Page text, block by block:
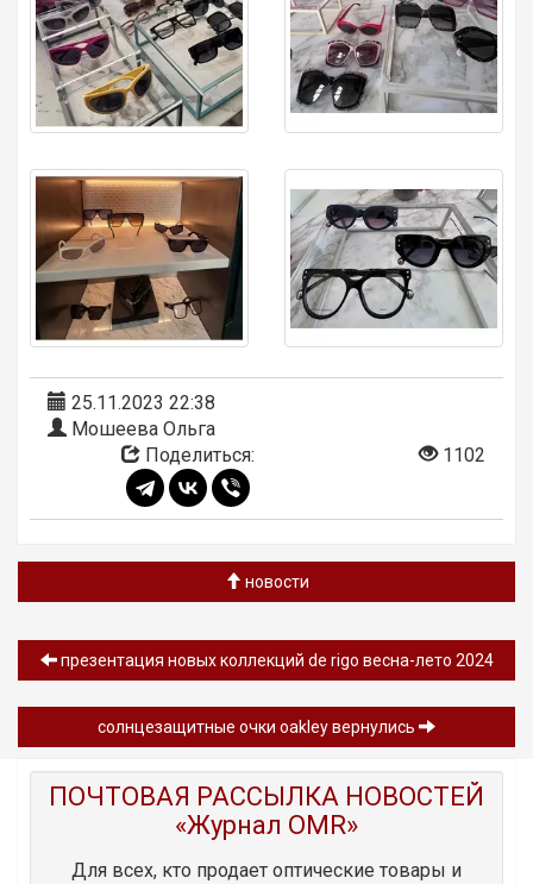
25.11.2023 22:38
Мошеева Ольга
Поделиться:
1102
новости
презентация новых коллекций de rigo весна-лето 2024
солнцезащитные очки oakley вернулись
ПОЧТОВАЯ РАССЫЛКА НОВОСТЕЙ
«Журнал OMR»
Для всех, кто продает оптические товары и